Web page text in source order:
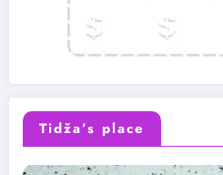
Tidža’s place